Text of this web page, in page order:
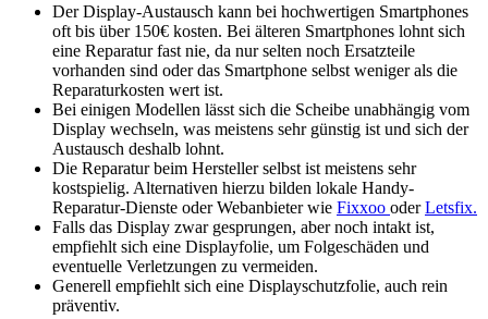
Der Display-Austausch kann bei hochwertigen Smartphones
oft bis über 150€ kosten. Bei älteren Smartphones lohnt sich
eine Reparatur fast nie, da nur selten noch Ersatzteile
vorhanden sind oder das Smartphone selbst weniger als die
Reparaturkosten wert ist.
Bei einigen Modellen lässt sich die Scheibe unabhängig vom
Display wechseln, was meistens sehr günstig ist und sich der
Austausch deshalb lohnt.
Die Reparatur beim Hersteller selbst ist meistens sehr
kostspielig. Alternativen hierzu bilden lokale Handy-
Reparatur-Dienste oder Webanbieter wie Fixxoo oderLetsfix.
Falls das Display zwar gesprungen, aber noch intakt ist,
empfiehlt sich eine Displayfolie, um Folgeschäden und
eventuelle Verletzungen zu vermeiden.
Generell empfiehlt sich eine Displayschutzfolie, auch rein
präventiv.